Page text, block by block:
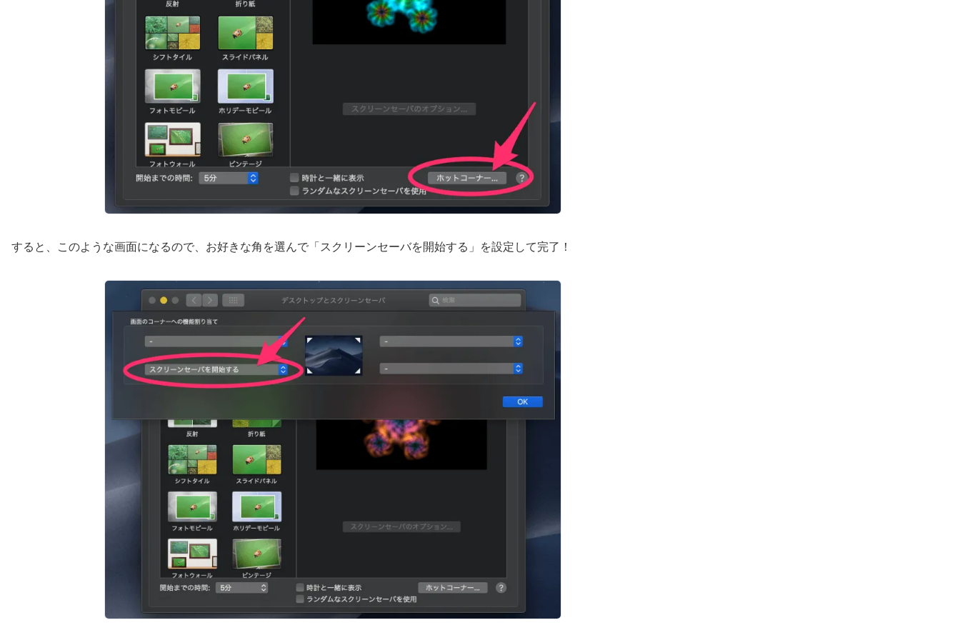
すると、このような画面になるので、お好きな角を選んで「スクリーンセーバを開始する」を設定して完了！